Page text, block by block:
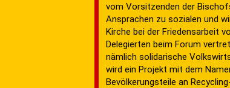
vom Vorsitzenden der
Ansprachen zu sozialen und
Kirche bei der Friedensarbeit
Delegierten beim Forum
nämlich solidarische
wird ein Projekt mit dem
Bevölkerungsteile an